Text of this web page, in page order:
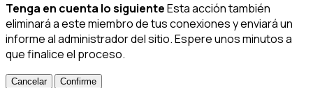
Tenga en cuenta lo siguienteEsta acción también
eliminará a este miembro de tus conexiones y enviará un
informe al administrador del sitio. Espere unos minutos a
que finalice el proceso.
Confirme